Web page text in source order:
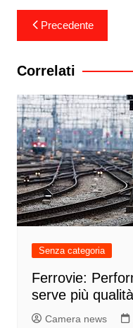
Navigazione
articoli
Precedente
Correlati
Senza categoria
Ferrovie:
serve più
Camera news